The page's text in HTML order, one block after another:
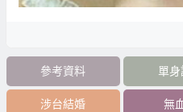
參考資料 單身
涉台結婚 無